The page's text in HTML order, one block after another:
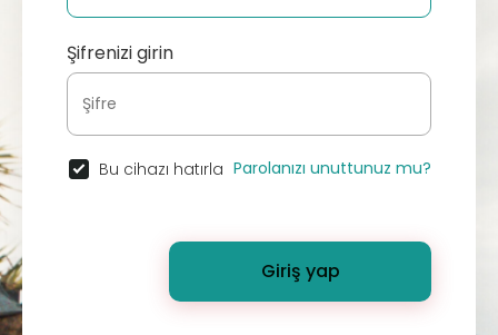
Şifrenizi girin
Bu cihazı hatırla Parolanızı unuttunuz mu?
Giriş yap